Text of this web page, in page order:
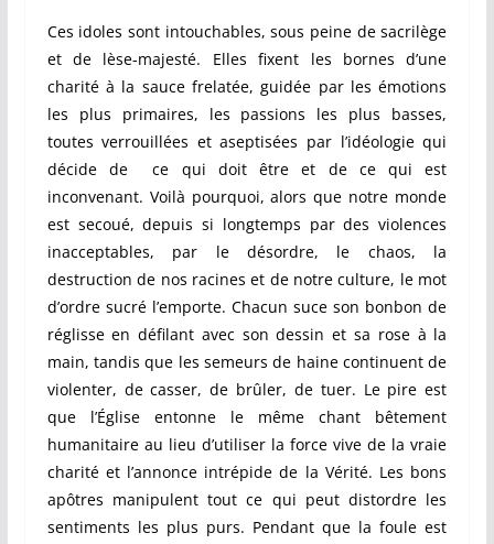
Ces idoles sont intouchables, sous peine de sacrilège
et de lèse-majesté. Elles fixent les bornes d’une
charité à la sauce frelatée, guidée par les émotions
les plus primaires, les passions les plus basses,
toutes verrouillées et aseptisées par l’idéologie qui
décide de ce qui doit être et de ce qui est
inconvenant. Voilà pourquoi, alors que notre monde
est secoué, depuis si longtemps par des violences
inacceptables, par le désordre, le chaos, la
destruction de nos racines et de notre culture, le mot
d’ordre sucré l’emporte. Chacun suce son bonbon de
réglisse en défilant avec son dessin et sa rose à la
main, tandis que les semeurs de haine continuent de
violenter, de casser, de brûler, de tuer. Le pire est
que l’Église entonne le même chant bêtement
humanitaire au lieu d’utiliser la force vive de la vraie
charité et l’annonce intrépide de la Vérité. Les bons
apôtres manipulent tout ce qui peut distordre les
sentiments les plus purs. Pendant que la foule est